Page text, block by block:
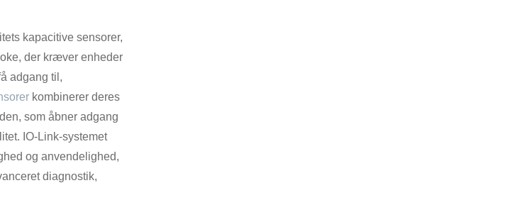
kapacitive sensorer,
der kræver enheder
adgang til,
kombinerer deres
som åbner adgang
IO-Link-systemet
og anvendelighed,
diagnostik,